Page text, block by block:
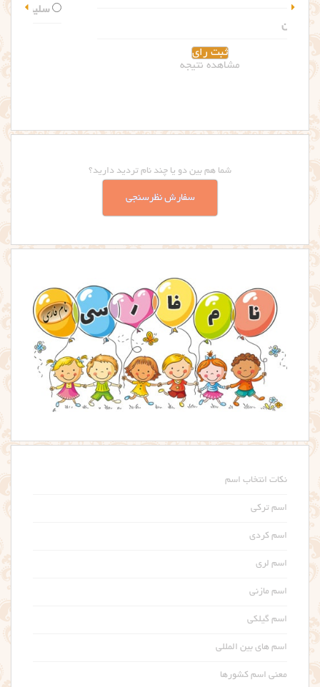
شما هم بین دو یا چند نام تردید دارید؟
سفارش نظرسنجی
نکات انتخاب اسم
اسم ترکی
اسم کردی
اسم لری
اسم مازنی
اسم گیلکی
اسم های بین المللی
معنی اسم کشورها